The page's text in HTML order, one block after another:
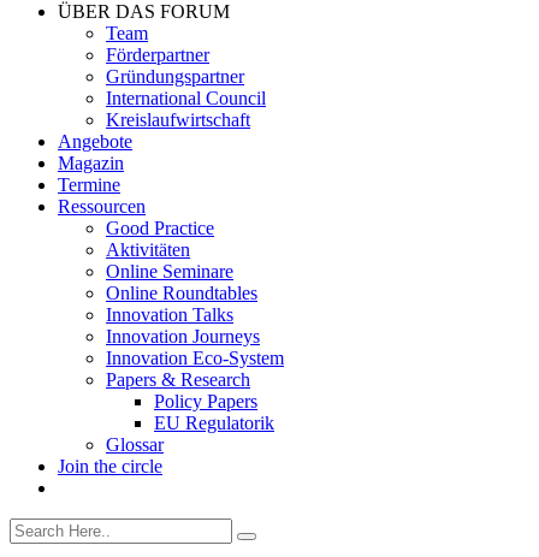
ÜBER DAS FORUM
Team
Förderpartner
Gründungspartner
International Council
Kreislaufwirtschaft
Angebote
Magazin
Termine
Ressourcen
Good Practice
Aktivitäten
Online Seminare
Online Roundtables
Innovation Talks
Innovation Journeys
Innovation Eco-System
Papers & Research
Policy Papers
EU Regulatorik
Glossar
Join the circle